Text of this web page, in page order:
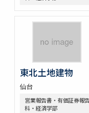
東北土地建物
仙台
営業報告書・有価証券報
科・経済学部